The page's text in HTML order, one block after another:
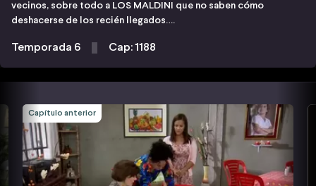
vecinos, sobre todo a LOS MALDINI que no saben cómo
deshacerse de los recién llegados….
Temporada 6 Cap: 1188
Capítulo anterior